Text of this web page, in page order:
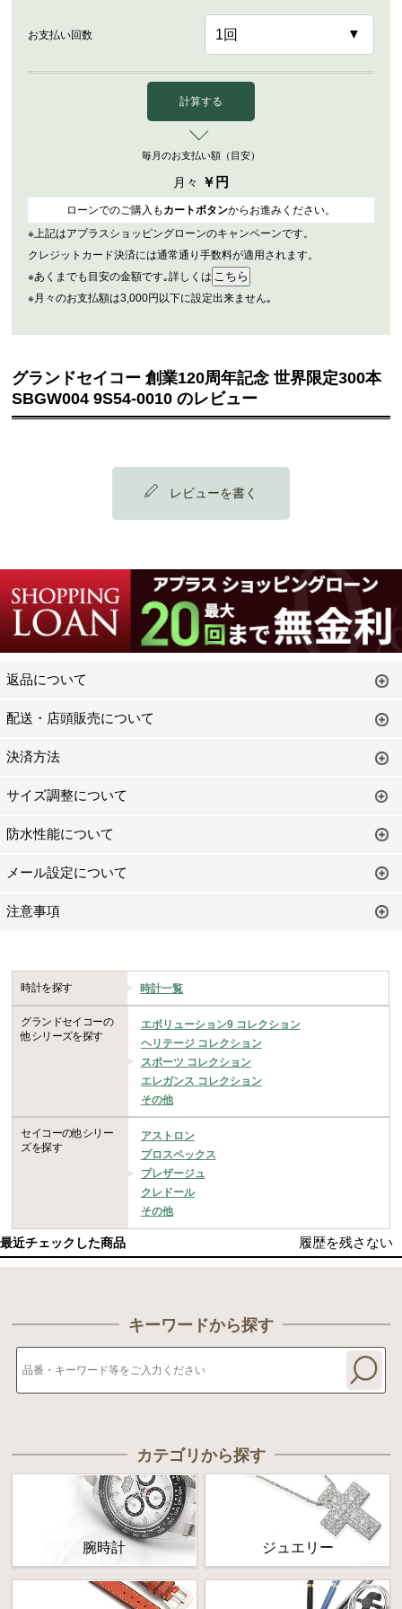
お支払い回数
計算する
毎月のお支払い額（目安）
月々 ￥ 円
ローンでのご購入も カートボタンからお進みください。
※上記はアプラスショッピングローンのキャンペーンです。
クレジットカード決済には通常通り手数料が適用されます。
※あくまでも目安の金額です｡詳しくは
※月々のお支払額は3,000円以下に設定出来ません｡
グランドセイコー 創業120周年記念 世界限定300本
SBGW004 9S54-0010 のレビュー
レビューを書く
返品について
配送・店頭販売について
決済方法
サイズ調整について
防水性能について
メール設定について
注意事項
時計を探す 時計一覧
グランドセイコーの
他シリーズを探す
エボリューション9 コレクション
ヘリテージ コレクション
スポーツ コレクション
エレガンス コレクション
その他
セイコーの他シリー
ズを探す
アストロン
プロスペックス
プレザージュ
クレドール
その他
最近チェックした商品 履歴を残さない
キーワードから探す
カテゴリから探す
腕時計 ジュエリー